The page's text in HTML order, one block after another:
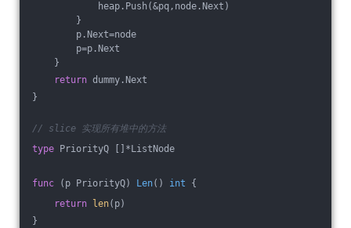
heap.Push(&pq,node.Next)
}
p.Next=node
p=p.Next
}
return dummy.Next
}
// slice 实现所有堆中的方法
type PriorityQ []*ListNode
func (p PriorityQ) Len() int {
return
len(p)
}